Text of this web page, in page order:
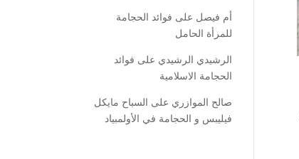
أم فيصل على فوائد الحجامة
للمرأة الحامل
الرشيدي الرشيدي على فوائد
الحجامة الاسلامية
صالح الموازري على السباح مايكل
فيليبس و الحجامة في الأولمبياد